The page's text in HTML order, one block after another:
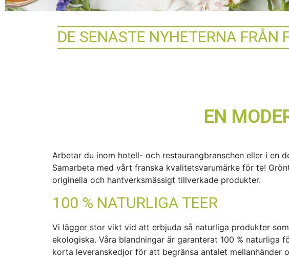
DE SENASTE NYHETERNA FRÅN
EN
Arbetar du inom hotell- och restaurangbranschen eller i
Samarbeta med vårt franska kvalitetsvarumärke för te!
originella och hantverksmässigt tillverkade produkter.
100 % NATURLIGA TEER
Vi lägger stor vikt vid att erbjuda så naturliga produkter
ekologiska. Våra blandningar är garanterat 100 %
korta leveranskedjor för att begränsa antalet